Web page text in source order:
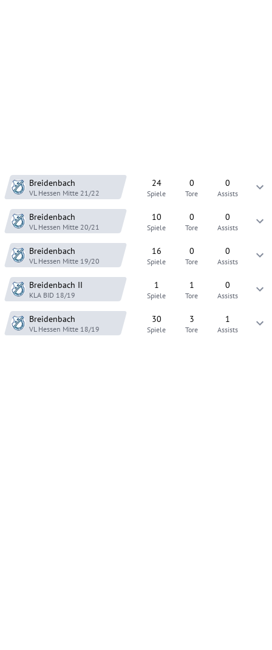
Breidenbach
VL Hessen Mitte 21/22
24
Spiele
0
Tore
0
Assists
Breidenbach
VL Hessen Mitte 20/21
10
Spiele
0
Tore
0
Assists
Breidenbach
VL Hessen Mitte 19/20
16
Spiele
0
Tore
0
Assists
Breidenbach II
KLA BID 18/19
1
Spiele
1
Tore
0
Assists
Breidenbach
VL Hessen Mitte 18/19
30
Spiele
3
Tore
1
Assists